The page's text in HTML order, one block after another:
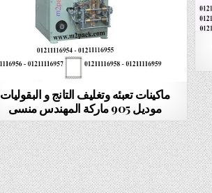
ماكينات تعبئه وتغليف التانج و البقوليات
موديل 905 ماركة المهندس منسى